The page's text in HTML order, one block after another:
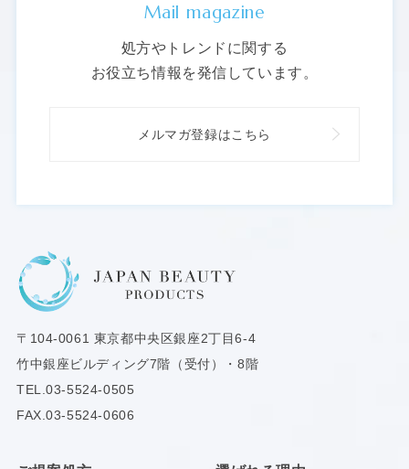
Mail magazine
処方やトレンドに関する
お役立ち情報を発信しています。
メルマガ登録はこちら
〒104-0061 東京都中央区銀座2丁目6-4
竹中銀座ビルディング7階（受付）・8階
TEL.03-5524-0505
FAX.03-5524-0606